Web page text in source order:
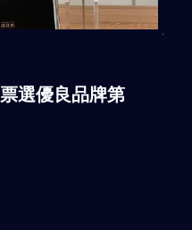
選優良品牌第